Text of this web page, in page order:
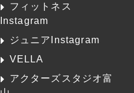
フィットネス
Instagram
ジュニアInstagram
VELLA
アクターズスタジオ富